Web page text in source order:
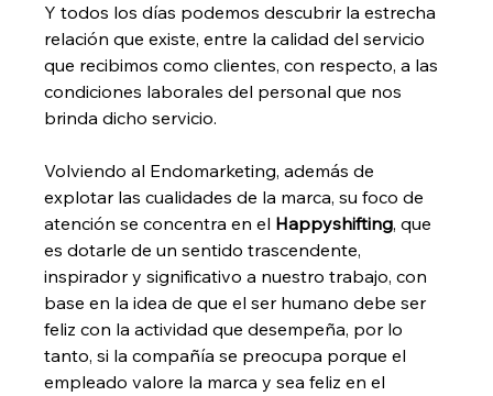
Y todos los días podemos descubrir la estrecha
relación que existe, entre la calidad del servicio
que recibimos como clientes, con respecto, a las
condiciones laborales del personal que nos
brinda dicho servicio.
Volviendo al Endomarketing, además de
explotar las cualidades de la marca, su foco de
atención se concentra en el Happyshifting, que
es dotarle de un sentido trascendente,
inspirador y significativo a nuestro trabajo, con
base en la idea de que el ser humano debe ser
feliz con la actividad que desempeña, por lo
tanto, si la compañía se preocupa porque el
empleado valore la marca y sea feliz en el